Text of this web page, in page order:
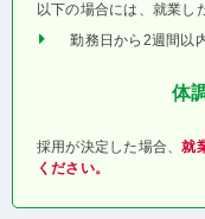
以下の場合には、就業し
勤務日から2週間以
体
採用が決定した場合、就
ください。